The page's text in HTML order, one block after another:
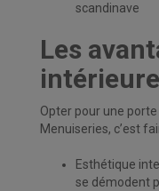
scandinave
Les
Opter pour une
Menuiseries, c’est
Esthétique intemporelle : Nos portes classiques ne
se démodent